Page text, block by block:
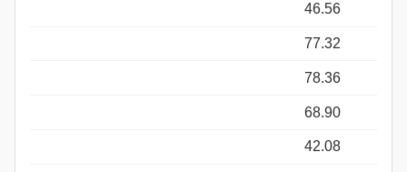
46.56
77.32
78.36
68.90
42.08